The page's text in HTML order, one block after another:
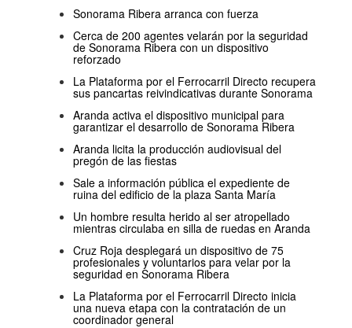
Sonorama Ribera arranca con fuerza
Cerca de 200 agentes velarán por la seguridad
de Sonorama Ribera con un dispositivo
reforzado
La Plataforma por el Ferrocarril Directo recupera
sus pancartas reivindicativas durante Sonorama
Aranda activa el dispositivo municipal para
garantizar el desarrollo de Sonorama Ribera
Aranda licita la producción audiovisual del
pregón de las fiestas
Sale a información pública el expediente de
ruina del edificio de la plaza Santa María
Un hombre resulta herido al ser atropellado
mientras circulaba en silla de ruedas en Aranda
Cruz Roja desplegará un dispositivo de 75
profesionales y voluntarios para velar por la
seguridad en Sonorama Ribera
La Plataforma por el Ferrocarril Directo inicia
una nueva etapa con la contratación de un
coordinador general